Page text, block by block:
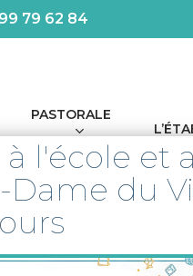
79 62 84
PASTORALE
l'école et
du